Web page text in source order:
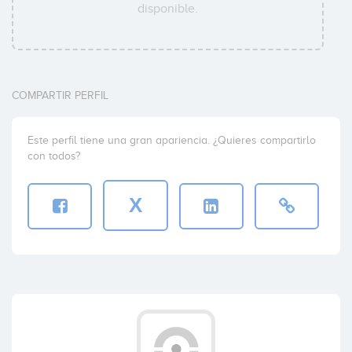
disponible.
COMPARTIR PERFIL
Este perfil tiene una gran apariencia. ¿Quieres compartirlo
con todos?
X